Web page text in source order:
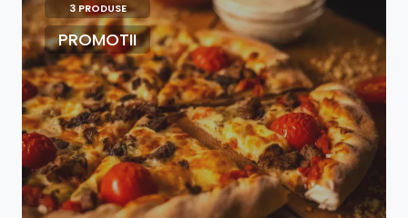
3 PRODUSE
PROMOTII